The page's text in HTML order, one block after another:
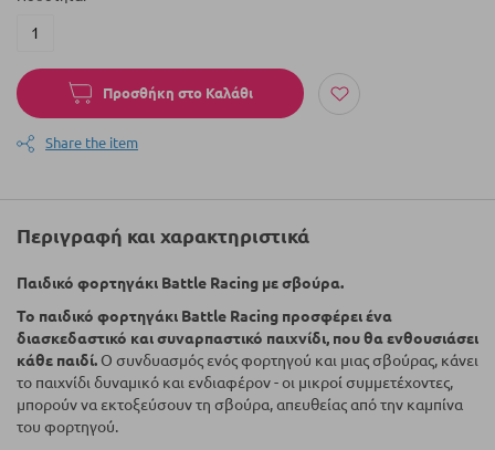
Προσθήκη στο Καλάθι
Share the item
Περιγραφή και χαρακτηριστικά
Παιδικό φορτηγάκι Battle Racing με σβούρα.
Το παιδικό φορτηγάκι Battle Racing προσφέρει ένα
διασκεδαστικό και συναρπαστικό παιχνίδι, που θα ενθουσιάσει
κάθε παιδί. Ο συνδυασμός ενός φορτηγού και μιας σβούρας, κάνει
το παιχνίδι δυναμικό και ενδιαφέρον - οι μικροί συμμετέχοντες,
μπορούν να εκτοξεύσουν τη σβούρα, απευθείας από την καμπίνα
του φορτηγού.